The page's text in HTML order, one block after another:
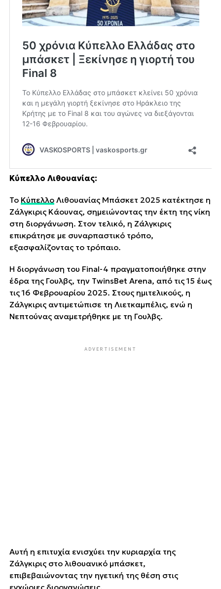
Κύπελλο Λιθουανίας:
Το ΚύπελλοΛιθουανίας Μπάσκετ 2025 κατέκτησε η
Ζάλγκιρις Κάουνας, σημειώνοντας την έκτη της νίκη
στη διοργάνωση. Στον τελικό, η Ζάλγκιρις
επικράτησε με συναρπαστικό τρόπο,
εξασφαλίζοντας το τρόπαιο.
Η διοργάνωση του Final-4 πραγματοποιήθηκε στην
έδρα της Γουλβς, την TwinsBet Arena, από τις 15 έως
τις 16 Φεβρουαρίου 2025. Στους ημιτελικούς, η
Ζάλγκιρις αντιμετώπισε τη Λιετκαμπέλις, ενώ η
Νεπτούνας αναμετρήθηκε με τη Γουλβς.
ADVERTISEMENT
Αυτή η επιτυχία ενισχύει την κυριαρχία της
Ζάλγκιρις στο λιθουανικό μπάσκετ,
επιβεβαιώνοντας την ηγετική της θέση στις
εγχώριες διοργανώσεις.